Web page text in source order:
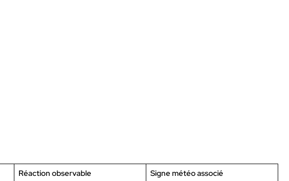
Réaction observable
Signe météo associé